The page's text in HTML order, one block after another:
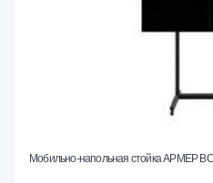
Мобильно-напольная стойка АРМЕР